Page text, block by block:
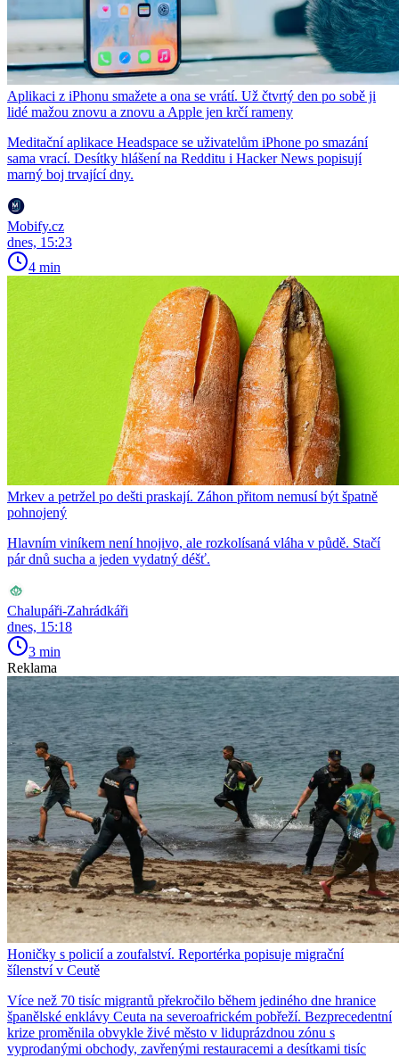
Aplikaci z iPhonu smažete a ona se vrátí. Už čtvrtý den po sobě ji
lidé mažou znovu a znovu a Apple jen krčí rameny
Meditační aplikace Headspace se uživatelům iPhone po smazání
sama vrací. Desítky hlášení na Redditu i Hacker News popisují
marný boj trvající dny.
Mobify.cz
dnes, 15:23
4 min
Mrkev a petržel po dešti praskají. Záhon přitom nemusí být špatně
pohnojený
Hlavním viníkem není hnojivo, ale rozkolísaná vláha v půdě. Stačí
pár dnů sucha a jeden vydatný déšť.
Chalupáři-Zahrádkáři
dnes, 15:18
3 min
Reklama
Honičky s policií a zoufalství. Reportérka popisuje migrační
šílenství v Ceutě
Více než 70 tisíc migrantů překročilo během jediného dne hranice
španělské enklávy Ceuta na severoafrickém pobřeží. Bezprecedentní
krize proměnila obvykle živé město v liduprázdnou zónu s
vyprodanými obchody, zavřenými restauracemi a desítkami tisíc